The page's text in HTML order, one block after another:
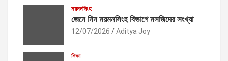
ময়মনসিংহ
জেনে নিন ময়মনসিংহ বিভাগে মসজিদের সংখ্যা
12/07/2026 Aditya Joy
শিক্ষা